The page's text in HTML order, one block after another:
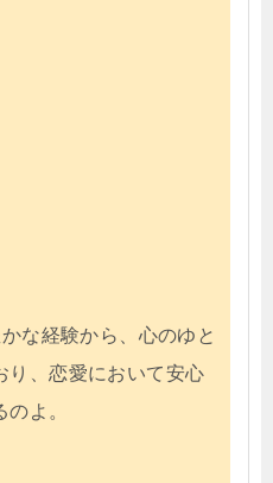
な経験から、心のゆと
り、恋愛において安心
よ。